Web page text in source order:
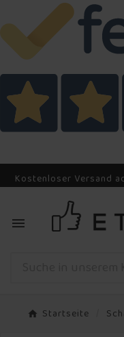
Kostenloser Versand

Startseite